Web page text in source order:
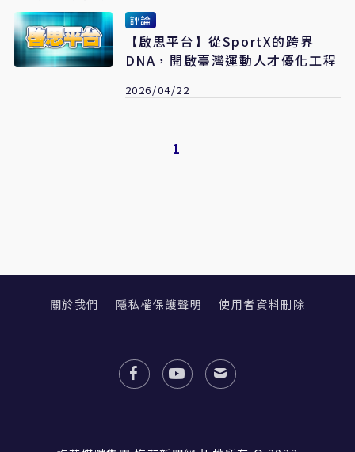
評論
【啟思平台】從SportX的跨界
DNA，開啟臺灣運動人才優化工程
2026/04/22
1
關於我們 隱私權保護聲明 使用者資料刪除